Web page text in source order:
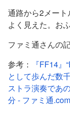
通路から2メー
よく見えた。お
ファミ通さんの
参考：
『FF14
として歩んだ数
ストラ演奏であ
分 - ファミ通.com